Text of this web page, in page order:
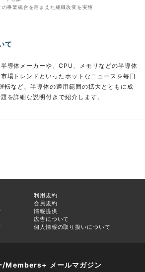
事業統合を踏まえた組織改変を実施
て
導体メーカーや、CPU、メモリなどの半導体
場トレンドといったホットなニュースを毎日
転など、半導体の適用範囲の拡大とともに成
を詳細な説明付きで紹介します。
利用規約
会員規約
情報提供
広告について
個人情報の取り扱いについて
/Members+ メールマガジン